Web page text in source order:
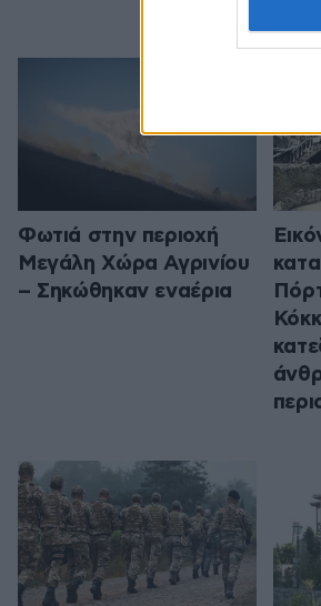
Φωτιά στην περιοχή
Μεγάλη Χώρα Αγρινίου
– Σηκώθηκαν εναέρια